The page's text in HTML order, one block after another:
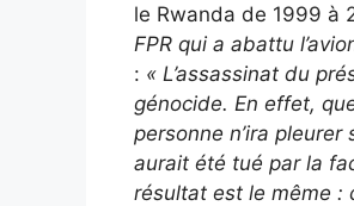
le Rwanda de 1999 à
FPR qui a abattu
: « L’assassinat du
génocide. En effet,
personne n’ira pleurer
aurait été tué par la
résultat est le même :